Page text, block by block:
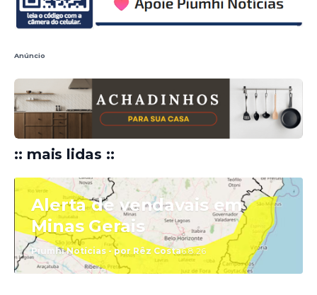
Anúncio
:: mais lidas ::
Alerta de vendavais em
Minas Gerais
Piumhi Notícias - por Rêz Costa6.8.26